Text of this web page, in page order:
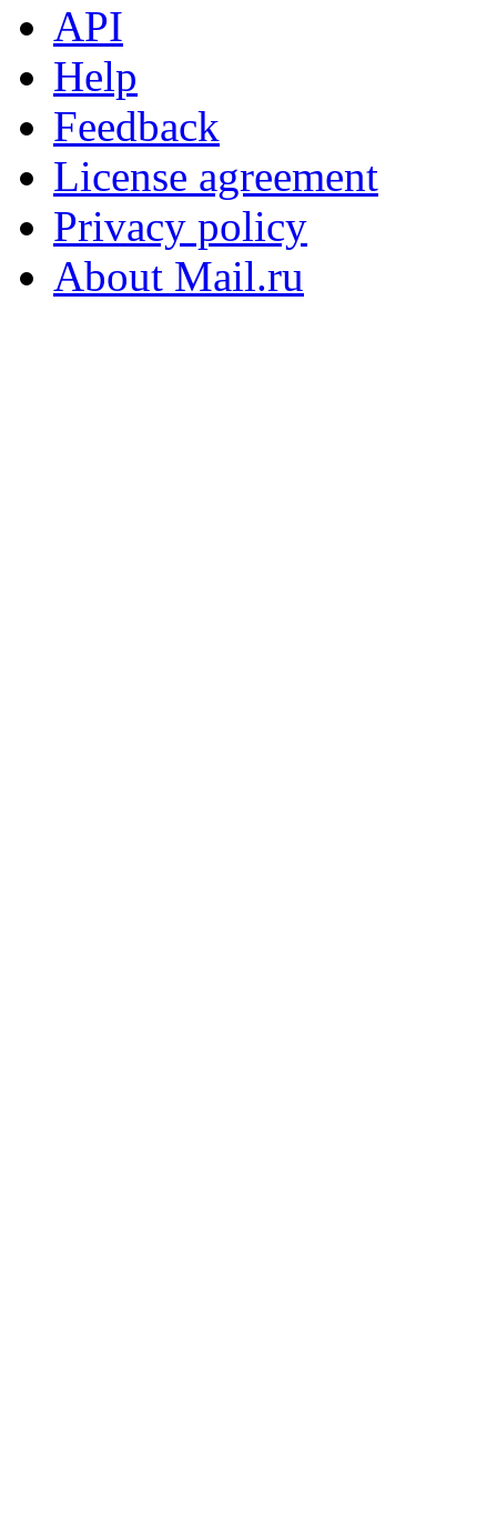
API
Help
Feedback
License agreement
Privacy policy
About Mail.ru